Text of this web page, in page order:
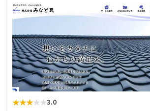
★★★★★3.0